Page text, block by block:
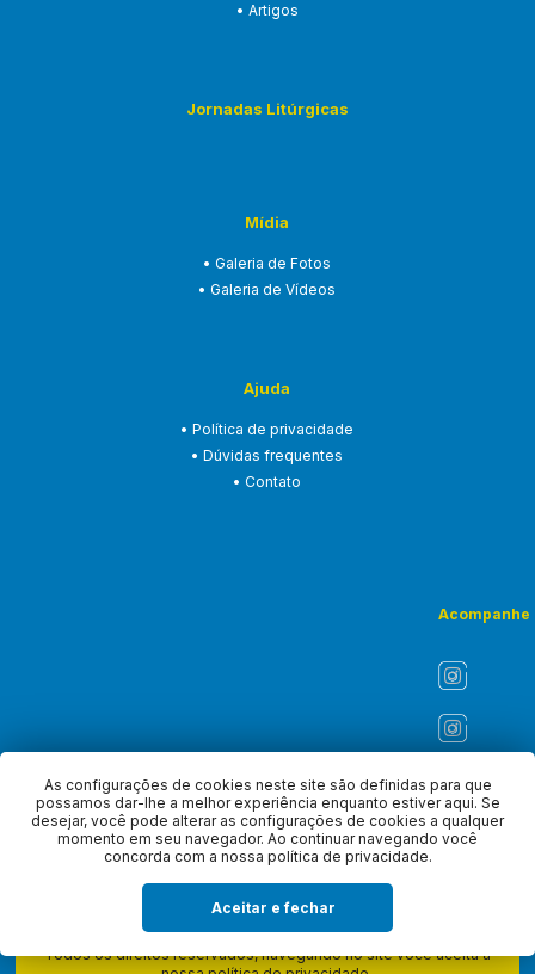
As configurações de cookies neste site são definidas para que
possamos dar-lhe a melhor experiência enquanto estiver aqui. Se
desejar, você pode alterar as configurações de cookies a qualquer
momento em seu navegador. Ao continuar navegando você
concorda com a nossa política de privacidade.
Aceitar e fechar
• Artigos
Jornadas Litúrgicas
Mídia
• Galeria de Fotos
• Galeria de Vídeos
Ajuda
• Política de privacidade
• Dúvidas frequentes
• Contato
Acompanhe
Copyright © 2026 - ASLI - Associação dos Liturgistas do Brasil.
Todos os direitos reservados, navegando no site você aceita a